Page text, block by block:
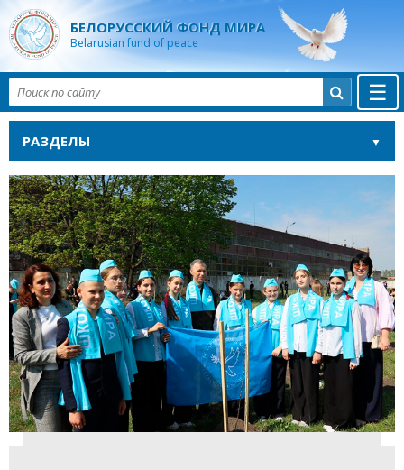
БЕЛОРУССКИЙ ФОНД МИРА
Belarusian fund of peace
☰

РАЗДЕЛЫ